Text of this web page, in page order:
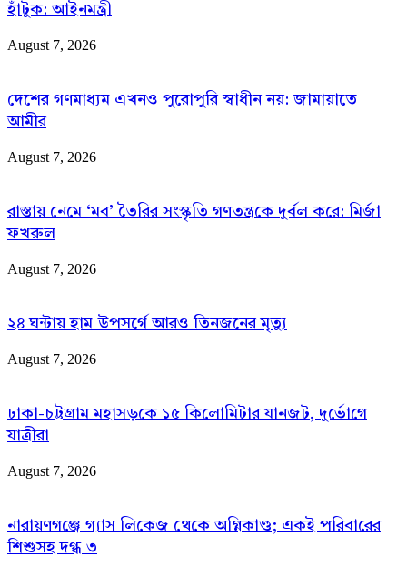
হাঁটুক: আইনমন্ত্রী
August 7, 2026
দেশের গণমাধ্যম এখনও পুরোপুরি স্বাধীন নয়: জামায়াতে
আমীর
August 7, 2026
রাস্তায় নেমে ‘মব’ তৈরির সংস্কৃতি গণতন্ত্রকে দুর্বল করে: মির্জা
ফখরুল
August 7, 2026
২৪ ঘন্টায় হাম উপসর্গে আরও তিনজনের মৃত্যু
August 7, 2026
ঢাকা-চট্টগ্রাম মহাসড়কে ১৫ কিলোমিটার যানজট, দুর্ভোগে
যাত্রীরা
August 7, 2026
নারায়ণগঞ্জে গ্যাস লিকেজ থেকে অগ্নিকাণ্ড; একই পরিবারের
শিশুসহ দগ্ধ ৩